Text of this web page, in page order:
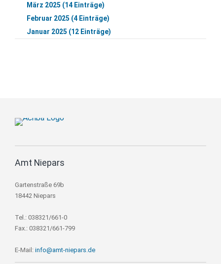
März 2025 (14 Einträge)
Februar 2025 (4 Einträge)
Januar 2025 (12 Einträge)
Amt Niepars
Gartenstraße 69b
18442 Niepars
Tel.: 038321/661-0
Fax.: 038321/661-799
E-Mail: info@amt-niepars.de